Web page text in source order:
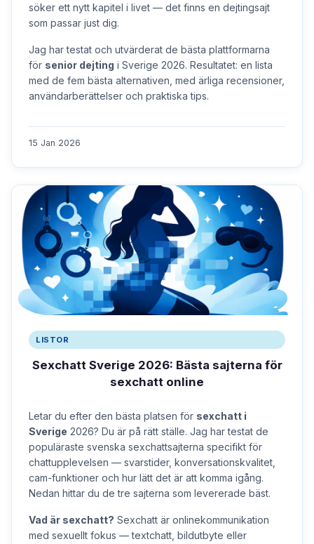
söker ett nytt kapitel i livet — det finns en dejtingsajt
som passar just dig.
Jag har testat och utvärderat de bästa plattformarna
för senior dejting i Sverige 2026. Resultatet: en lista
med de fem bästa alternativen, med ärliga recensioner,
användarberättelser och praktiska tips.
15 Jan 2026
LISTOR
Sexchatt Sverige 2026: Bästa sajterna för
sexchatt online
Letar du efter den bästa platsen för sexchatt i
Sverige 2026? Du är på rätt ställe. Jag har testat de
populäraste svenska sexchattsajterna specifikt för
chattupplevelsen — svarstider, konversationskvalitet,
cam-funktioner och hur lätt det är att komma igång.
Nedan hittar du de tre sajterna som levererade bäst.
Vad är sexchatt? Sexchatt är onlinekommunikation
med sexuellt fokus — textchatt, bildutbyte eller